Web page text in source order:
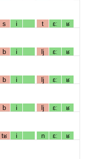
s i t ɛː ʁ
b i lj ɛː ʁ
b i lj ɛː ʁ
b i lj ɛː ʁ
tʁ i n ɛː ʁ